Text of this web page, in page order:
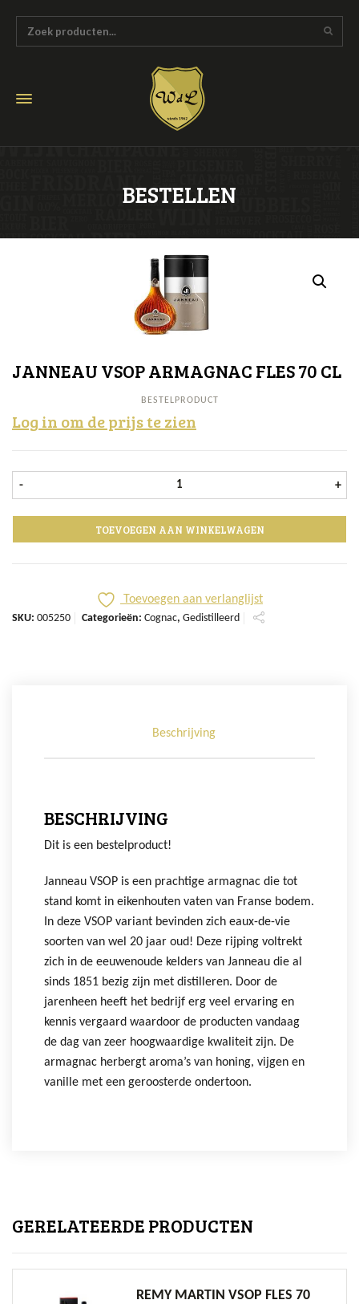
BESTELLEN
JANNEAU VSOP ARMAGNAC FLES 70 CL
BESTELPRODUCT
Log in om de prijs te zien
- Janneau VSOP Armagnac fles 70 cl
+
TOEVOEGEN AAN WINKELWAGEN
Toevoegen aan verlanglijst
SKU: 005250 Categorieën: Cognac, Gedistilleerd
Beschrijving
BESCHRIJVING
Dit is een bestelproduct!
Janneau VSOP is een prachtige armagnac die tot
stand komt in eikenhouten vaten van Franse bodem.
In deze VSOP variant bevinden zich eaux-de-vie
soorten van wel 20 jaar oud! Deze rijping voltrekt
zich in de eeuwenoude kelders van Janneau die al
sinds 1851 bezig zijn met distilleren. Door de
jarenheen heeft het bedrijf erg veel ervaring en
kennis vergaard waardoor de producten vandaag
de dag van zeer hoogwaardige kwaliteit zijn. De
armagnac herbergt aroma’s van honing, vijgen en
vanille met een geroosterde ondertoon.
GERELATEERDE PRODUCTEN
REMY MARTIN VSOP FLES 70